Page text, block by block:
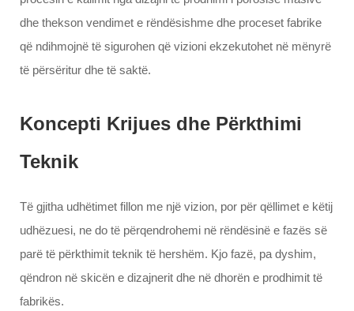
dhe thekson vendimet e rëndësishme dhe proceset fabrike
që ndihmojnë të sigurohen që vizioni ekzekutohet në mënyrë
të përsëritur dhe të saktë.
Koncepti Krijues dhe Përkthimi
Teknik
Të gjitha udhëtimet fillon me një vizion, por për qëllimet e këtij
udhëzuesi, ne do të përqendrohemi në rëndësinë e fazës së
parë të përkthimit teknik të hershëm. Kjo fazë, pa dyshim,
qëndron në skicën e dizajnerit dhe në dhorën e prodhimit të
fabrikës.